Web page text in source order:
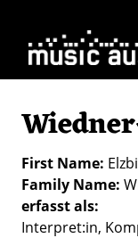
First Name
Family Name
erfasst als
Interpret:in